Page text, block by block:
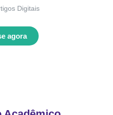
Digitais
agora